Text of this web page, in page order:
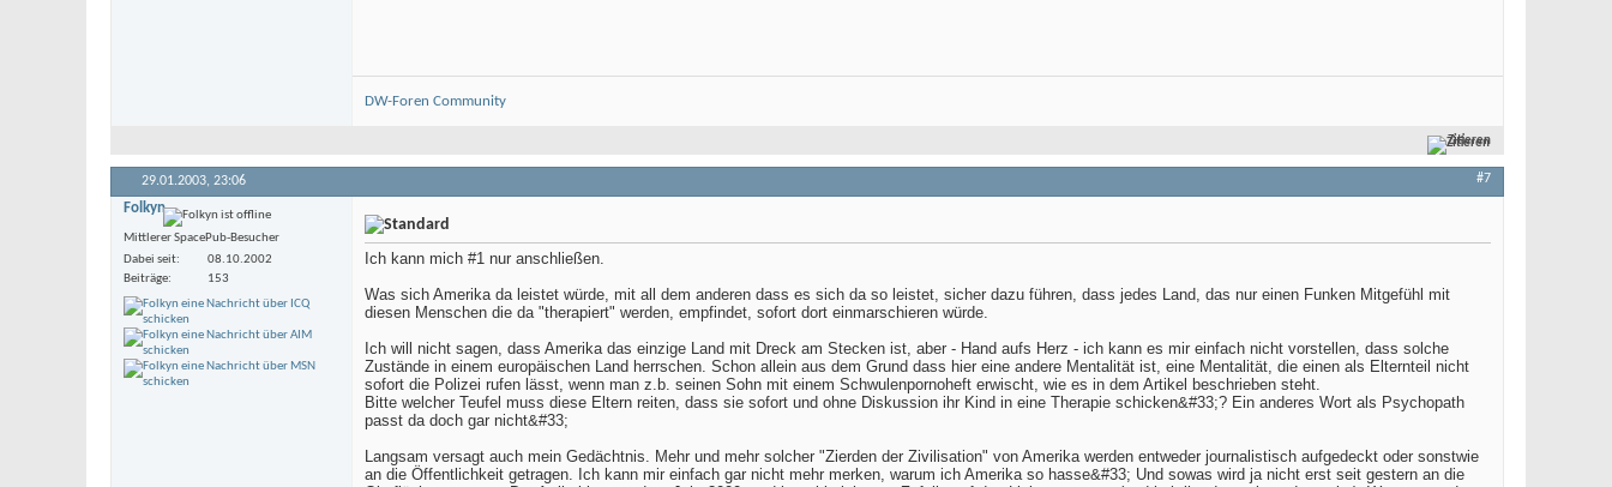
DW-Foren Community
Zitieren
29.01.2003, 23:06 #7
Folkyn
Mittlerer SpacePub-Besucher
Dabei seit
08.10.2002
Beiträge
153
Ich kann mich #1 nur anschließen.
Was sich Amerika da leistet würde, mit all dem anderen dass es sich da so leistet, sicher dazu führen, dass jedes Land, das nur einen Funken Mitgefühl mit
diesen Menschen die da "therapiert" werden, empfindet, sofort dort einmarschieren würde.
Ich will nicht sagen, dass Amerika das einzige Land mit Dreck am Stecken ist, aber - Hand aufs Herz - ich kann es mir einfach nicht vorstellen, dass solche
Zustände in einem europäischen Land herrschen. Schon allein aus dem Grund dass hier eine andere Mentalität ist, eine Mentalität, die einen als Elternteil nicht
sofort die Polizei rufen lässt, wenn man z.b. seinen Sohn mit einem Schwulenpornoheft erwischt, wie es in dem Artikel beschrieben steht.
Bitte welcher Teufel muss diese Eltern reiten, dass sie sofort und ohne Diskussion ihr Kind in eine Therapie schicken&#33;? Ein anderes Wort als Psychopath
passt da doch gar nicht&#33;
Langsam versagt auch mein Gedächtnis. Mehr und mehr solcher "Zierden der Zivilisation" von Amerika werden entweder journalistisch aufgedeckt oder sonstwie
an die Öffentlichkeit getragen. Ich kann mir einfach gar nicht mehr merken, warum ich Amerika so hasse&#33; Und sowas wird ja nicht erst seit gestern an die